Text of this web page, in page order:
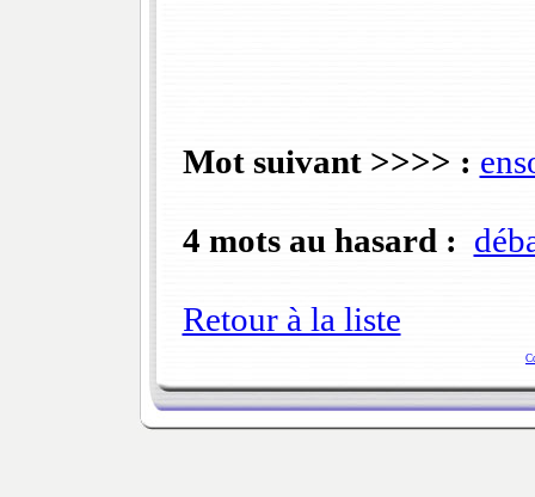
Mot suivant >>>> :
4 mots au hasard :
Retour à la liste